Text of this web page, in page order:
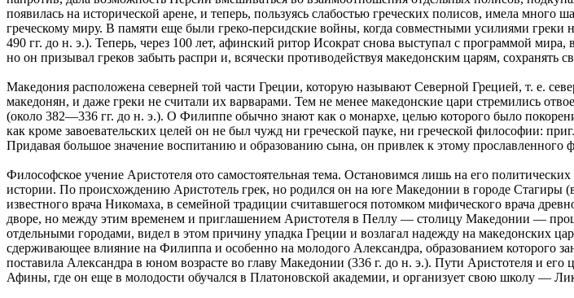
появилась на исторической арене, и теперь, пользуясь слабостью греческих полисов, имела
греческому миру. В памяти еще были греко-персидские войны, когда совместными усилиями
490 гг. до н. э.). Теперь, через 100 лет, афинский ритор Исократ снова выступал с программой
но он призывал греков забыть распри и, всячески противодействуя македонским царям, сохранять
Македония расположена северней той части Греции, которую называют Северной Грецией, т. е.
македонян, и даже греки не считали их варварами. Тем не менее македонские цари стремились
(около 382—336 гг. до н. э.). О Филиппе обычно знают как о монархе, целью которого было
как кроме завоевательских целей он не был чужд ни греческой пауке, ни греческой философии:
Придавая большое значение воспитанию и образованию сына, он привлек к этому прославленного
Философское учение Аристотеля ото самостоятельная тема. Остановимся лишь на его
истории. По происхождению Аристотель грек, но родился он на юге Македонии в городе Стагиры
известного врача Никомаха, в семейной традиции считавшегося потомком мифического врача
дворе, но между этим временем и приглашением Аристотеля в Пеллу — столицу Македонии —
отдельными городами, видел в этом причину упадка Греции и возлагал надежду на македонских
сдерживающее влияние на Филиппа и особенно на молодого Александра, образованием которого
поставила Александра в юном возрасте во главу Македонии (336 г. до н. э.). Пути Аристотеля и его
Афины, где он еще в молодости обучался в Платоновской академии, и организует свою школу —